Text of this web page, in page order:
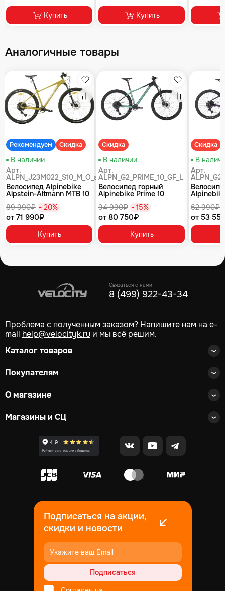
Купить Купить
Аналогичные товары
Рекомендуем Скидка
Избранное
Сравнение
В наличии
Арт.
ALPN_J23M022_S10_M_O_air
Велосипед Alpinebike
Alpstein-Altmann MTB 10
89 990₽ - 20%
от 71 990₽
Купить
Скидка
Избранное
Сравнение
В наличии
Арт.
ALPN_G2_PRIME_10_GF_L
Велосипед горный
Alpinebike Prime 10
94 990₽ - 15%
от 80 750₽
Купить
Скидка
В
Арт.
62 990₽
от 53
Связаться с нами
8 (499) 922-43-34
Проблема с полученным заказом? Напишите нам на e-
mail help@velocityk.ru и мы всё решим.
Каталог товаров
Покупателям
О магазине
Магазины и СЦ
Подписаться на акции,
скидки и новости
Подписаться